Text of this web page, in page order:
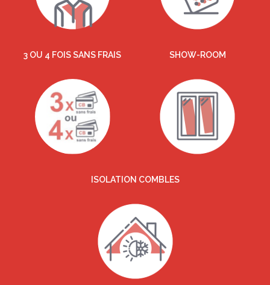
3 OU 4 FOIS SANS FRAIS SHOW-ROOM
ISOLATION COMBLES